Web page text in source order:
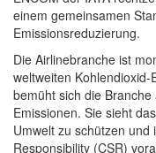
einem gemeinsamen
Emissionsreduzierung.
Die Airlinebranche ist
weltweiten
bemüht sich die
Emissionen. Sie sieht
Umwelt zu schützen
Responsibility (CSR)